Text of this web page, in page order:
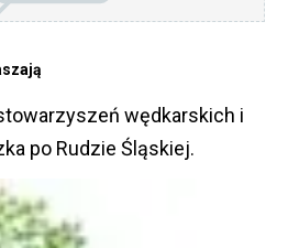
wędkarskich i
po Rudzie Śląskiej.